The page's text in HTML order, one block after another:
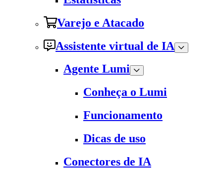
Varejo e Atacado
Assistente virtual de IA
Agente Lumi
Conheça o Lumi
Funcionamento
Dicas de uso
Conectores de IA